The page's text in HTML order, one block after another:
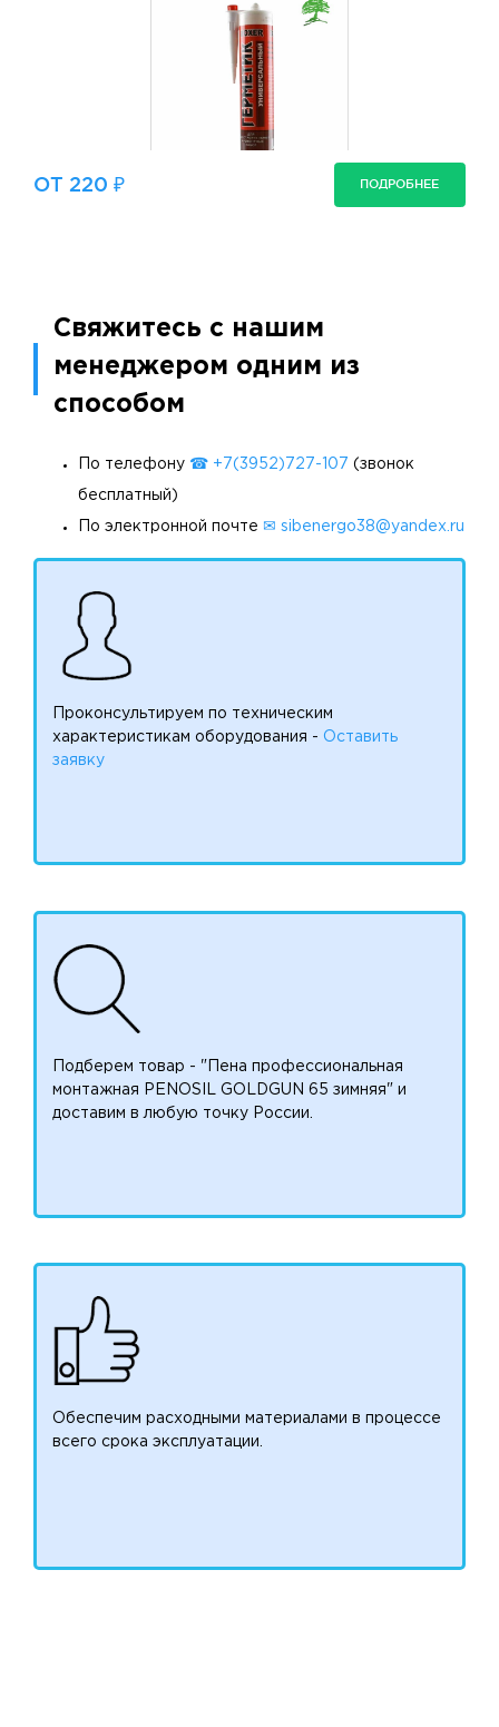
ОТ 220 ₽ ПОДРОБНЕЕ
Свяжитесь с нашим
менеджером одним из
способом
По телефону ☎ +7(3952)727-107 (звонок
бесплатный)
По электронной почте ✉ sibenergo38@yandex.ru
Проконсультируем по техническим
характеристикам оборудования - Оставить
заявку
Подберем товар - "Пена профессиональная
монтажная PENOSIL GOLDGUN 65 зимняя" и
доставим в любую точку России.
Обеспечим расходными материалами в процессе
всего срока эксплуатации.